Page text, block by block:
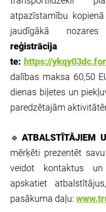
atpazīstamību
jaudīgākā
reģistrācija
te:https://
dalības maksa 60,50
dienas biļetes un
paredzētajām
🔹 ATBALSTĪTĀJIEM
mērķēti prezentēt
veidot kontaktus
apskatiet
pasākuma daļu: